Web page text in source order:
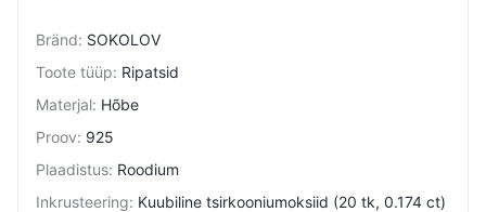
Bränd: SOKOLOV
Toote tüüp: Ripatsid
Materjal: Hõbe
Proov: 925
Plaadistus: Roodium
Inkrusteering: Kuubiline tsirkooniumoksiid (20 tk, 0.174 ct)